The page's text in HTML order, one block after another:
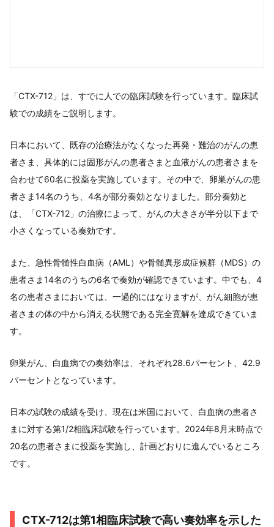
「CTX-712」は、すでに人での臨床試験を行っています。臨床試
験での成績をご説明します。
日本において、既存の治療法がなくなった再発・難治のがんの患
者さま、具体的には固形がんの患者さまと血液がんの患者さまを
合わせて60名に投薬を実施しています。その中で、卵巣がんの患
者さま14名のうち、4名が部分奏効となりました。部分奏効と
は、「CTX-712」の治療によって、がんの大きさが半分以下まで
小さくなっている奏効です。
また、急性骨髄性白血病（AML）や骨髄異形成症候群（MDS）の
患者さま14名のうちの6名で奏効が確認できています。中でも、4
名の患者さまにおいては、一過的にはなりますが、がん細胞が患
者さまの体の中から消える状態である完全寛解を達成できていま
す。
卵巣がん、白血病での奏効率は、それぞれ28.6パーセント、42.9
パーセントとなっています。
日本の試験の成績を受け、現在は米国において、白血病の患者さ
まに対する第1/2相臨床試験を行っています。2024年8月末時点で
20名の患者さまに投薬を実施し、計画どおりに進んでいるところ
です。
CTX-712は第1相臨床試験で高い奏効率を示した